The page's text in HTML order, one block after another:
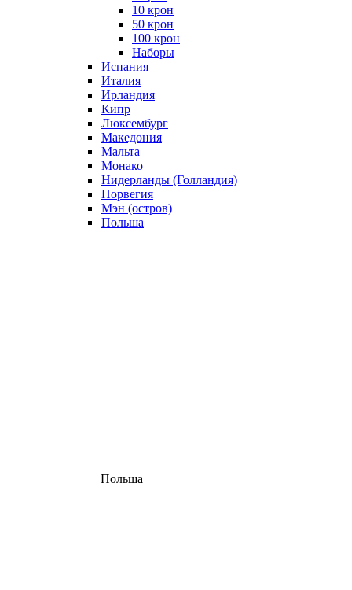
10 крон
50 крон
100 крон
Наборы
Испания
Италия
Ирландия
Кипр
Люксембург
Македония
Мальта
Монако
Нидерланды (Голландия)
Норвегия
Мэн (остров)
Польша
Польша